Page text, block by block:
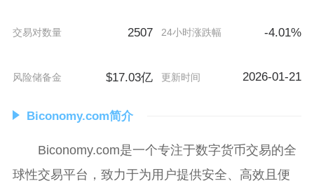
交易对数量 2507 24小时涨跌幅 -4.01%
风险储备金 $17.03亿 更新时间 2026-01-21
Biconomy.com简介
Biconomy.com是一个专注于数字货币交易的全
球性交易平台，致力于为用户提供安全、高效且便